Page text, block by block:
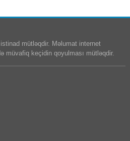
mütləqdir. Məlumat internet
müvafiq keçidin qoyulması mütləqdir.